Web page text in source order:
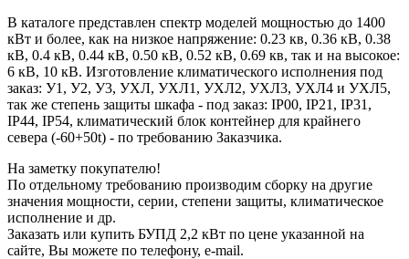
В каталоге представлен спектр моделей мощностью до 1400
кВт и более, как на низкое напряжение: 0.23 кв, 0.36 кВ, 0.38
кВ, 0.4 кВ, 0.44 кВ, 0.50 кВ, 0.52 кВ, 0.69 кв, так и на высокое:
6 кВ, 10 кВ. Изготовление климатического исполнения под
заказ: У1, У2, У3, УХЛ, УХЛ1, УХЛ2, УХЛ3, УХЛ4 и УХЛ5,
так же степень защиты шкафа - под заказ: IP00, IP21, IP31,
IP44, IP54, климатический блок контейнер для крайнего
севера (-60+50t) - по требованию Заказчика.
На заметку покупателю!
По отдельному требованию производим сборку на другие
значения мощности, серии, степени защиты, климатическое
исполнение и др.
Заказать или купить БУПД 2,2 кВт по цене указанной на
сайте, Вы можете по телефону, e-mail.